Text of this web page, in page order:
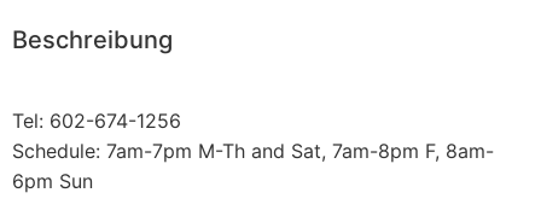
Beschreibung
Tel: 602-674-1256
Schedule: 7am-7pm M-Th and Sat, 7am-8pm F, 8am-
6pm Sun